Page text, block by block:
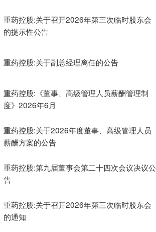
重药控股:关于召开2026年第三次临时股东会
的提示性公告
重药控股:关于副总经理离任的公告
重药控股:《董事、高级管理人员薪酬管理制
度》2026年6月
重药控股:关于2026年度董事、高级管理人员
薪酬方案的公告
重药控股:第九届董事会第二十四次会议决议公
告
重药控股:关于召开2026年第三次临时股东会
的通知